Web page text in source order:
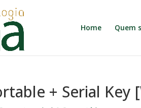
Home Quem
+ Serial Key